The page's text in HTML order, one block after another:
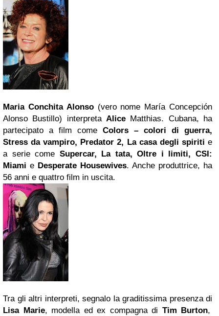
Maria Conchita Alonso(vero nome María Concepción
Alonso Bustillo) interpreta Alice Matthias. Cubana, ha
partecipato a film come Colors – colori di guerra,
Stress da vampiro, Predator 2, La casa degli spiriti e
a serie come Supercar, La tata, Oltre i limiti, CSI:
Miami e Desperate Housewives. Anche produttrice, ha
56 anni e quattro film in uscita.
Tra gli altri interpreti, segnalo la graditissima presenza di
Lisa Marie, modella ed ex compagna di Tim Burton,